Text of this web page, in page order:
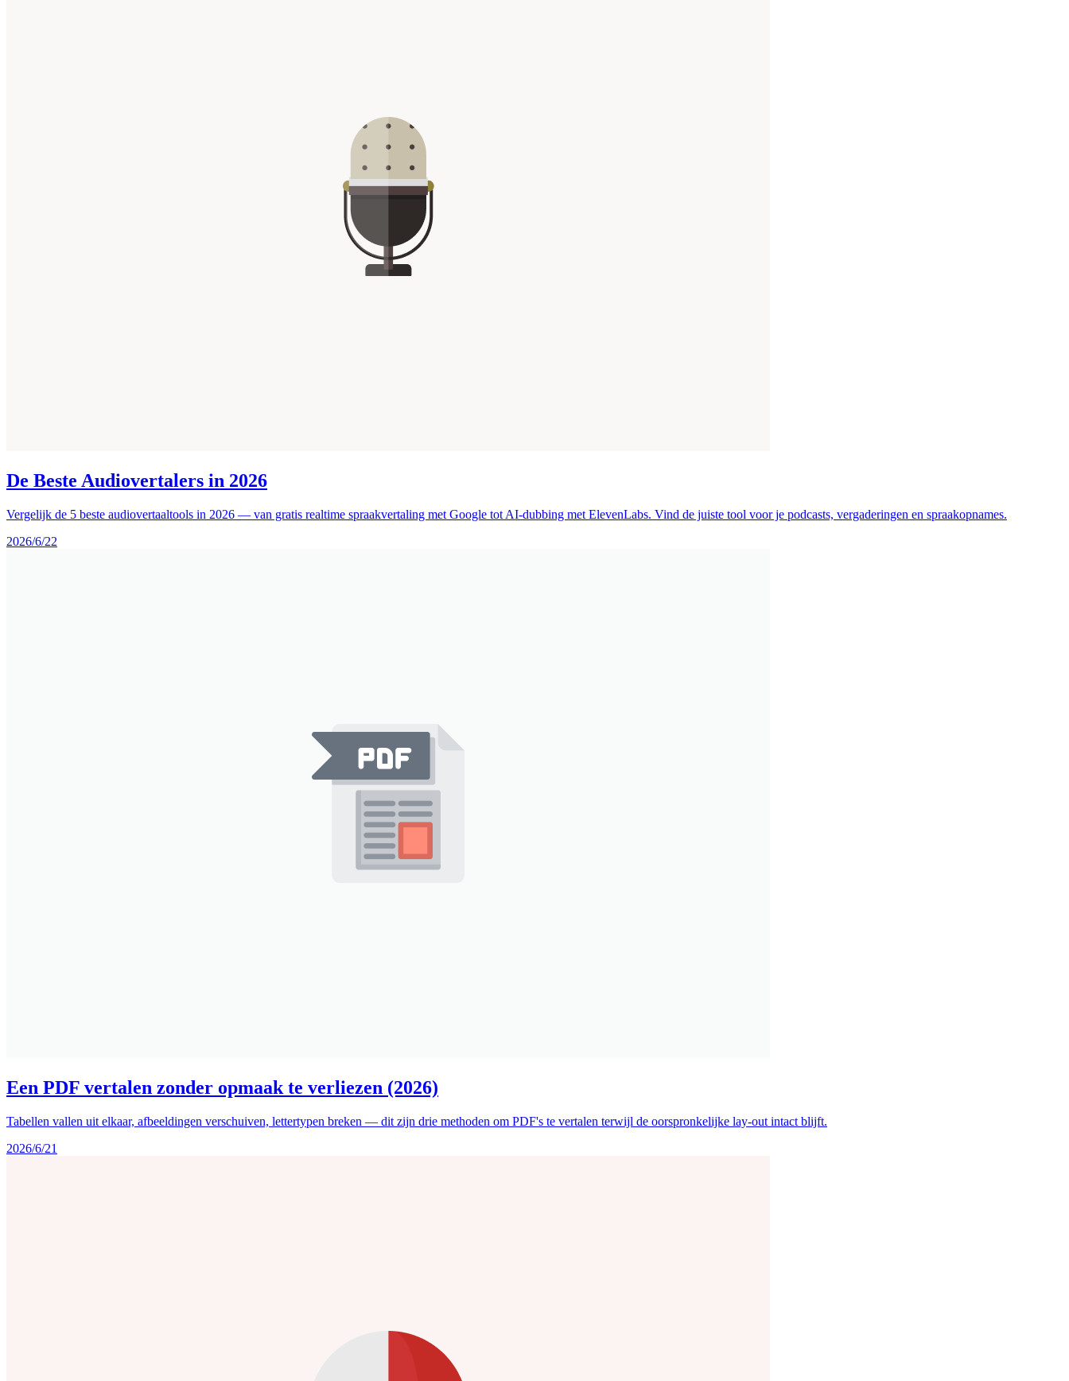
De Beste Audiovertalers in 2026
Vergelijk de 5 beste audiovertaaltools in 2026 — van gratis realtime spraakvertaling met Google tot AI-dubbing met ElevenLabs. Vind de juiste tool voor je podcasts, vergaderingen en spraakopnames.
2026/6/22
Een PDF vertalen zonder opmaak te verliezen (2026)
Tabellen vallen uit elkaar, afbeeldingen verschuiven, lettertypen breken — dit zijn drie methoden om PDF's te vertalen terwijl de oorspronkelijke lay-out intact blijft.
2026/6/21